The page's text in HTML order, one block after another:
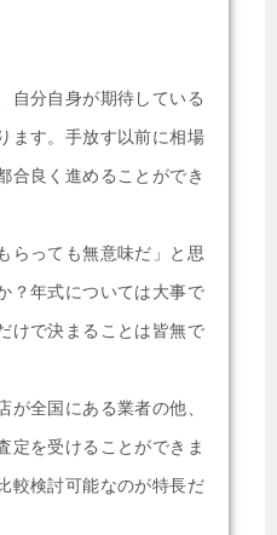
自分自身が期待している
ます。手放す以前に相場
合良く進めることができ
らっても無意味だ」と思
？年式については大事で
けで決まることは皆無で
が全国にある業者の他、
定を受けることができま
較検討可能なのが特長だ